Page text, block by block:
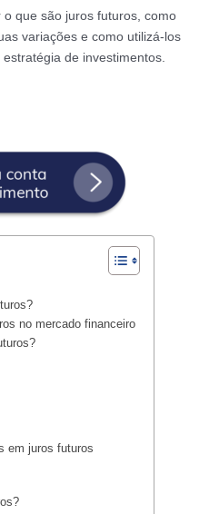
que são juros futuros, como
variações e como utilizá-los
de investimentos.
no mercado financeiro
em juros futuros